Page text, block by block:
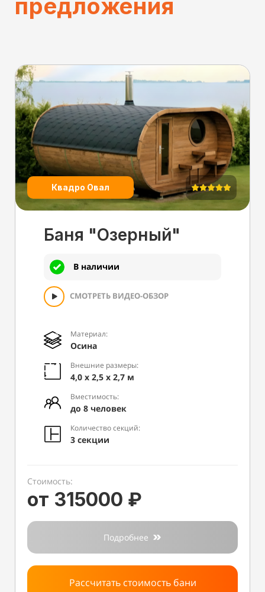
предложения
Квадро Овал
Баня "Озерный"
В наличии
СМОТРЕТЬ ВИДЕО-ОБЗОР
Материал:
Осина
Внешние размеры:
4,0 х 2,5 х 2,7 м
Вместимость:
до 8 человек
Количество секций:
3 секции
Стоимость:
от 315000 ₽
Подробнее
Рассчитать стоимость бани